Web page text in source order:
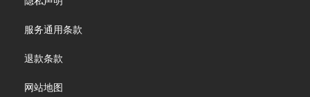
服务通用条款
退款条款
网站地图